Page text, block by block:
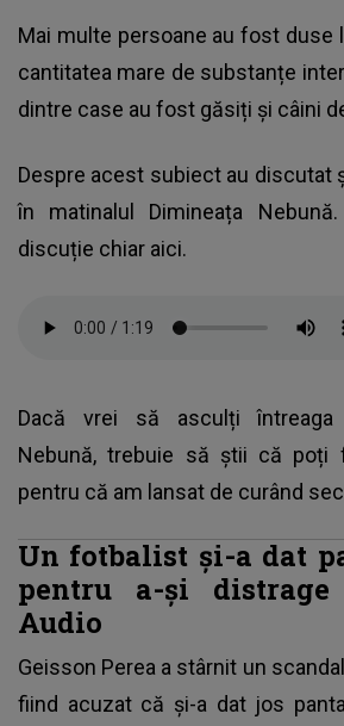
Mai multe persoane au fost duse
cantitatea mare de substanțe
dintre case au fost găsiți și câini
Despre acest subiect au discutat
în matinalul Dimineața
discuție chiar aici.
Dacă vrei să asculți întreaga
Nebună, trebuie să știi că poți
pentru că am lansat de curând
Un fotbalist și-a dat
pentru a-și distrage
Audio
Geisson Perea a stârnit un
fiind acuzat că și-a dat jos